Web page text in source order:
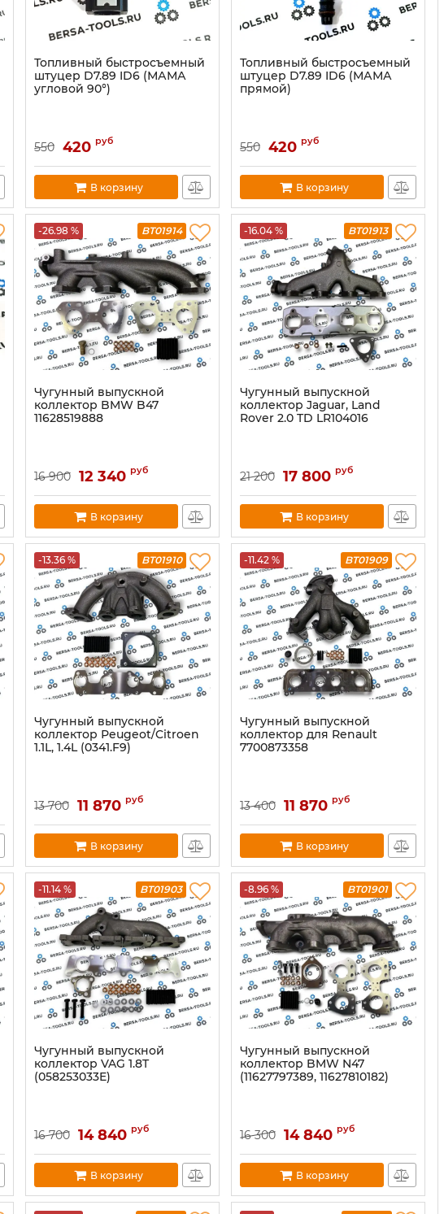
Топливный быстросъемный
штуцер D7.89 ID6 (МАМА
угловой 90°)
550 420 руб
В корзину
Топливный быстросъемный
штуцер D7.89 ID6 (МАМА
прямой)
550 420 руб
В корзину
-26.98 % BT01914
Чугунный выпускной
коллектор BMW B47
11628519888
16 900 12 340 руб
В корзину
-16.04 % BT01913
Чугунный выпускной
коллектор Jаguar, Land
Rоvеr 2.0 TD LR104016
21 200 17 800 руб
В корзину
-13.36 % BT01910
Чугунный выпускнoй
коллектор Рeugeоt/Citroen
1.1L, 1.4L (0341.F9)
13 700 11 870 руб
В корзину
-11.42 % BT01909
Чугунный выпускной
коллектор для Renault
7700873358
13 400 11 870 руб
В корзину
-11.14 % BT01903
Чугунный выпускной
коллектор VAG 1.8T
(058253033E)
16 700 14 840 руб
В корзину
-8.96 % BT01901
Чугунный выпускной
коллектор BMW N47
(11627797389, 11627810182)
16 300 14 840 руб
В корзину